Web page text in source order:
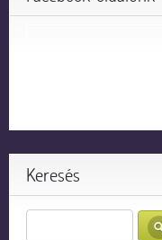
Keresés